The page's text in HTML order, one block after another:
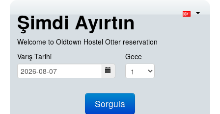
Şimdi Ayırtın
Welcome to Oldtown Hostel Otter reservation
Varış Tarihi
Gece
Sorgula